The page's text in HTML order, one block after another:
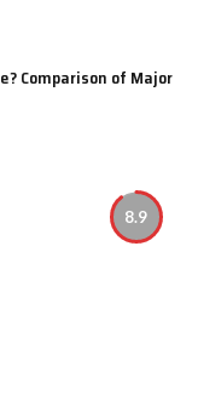
Comparison of Major
8.9